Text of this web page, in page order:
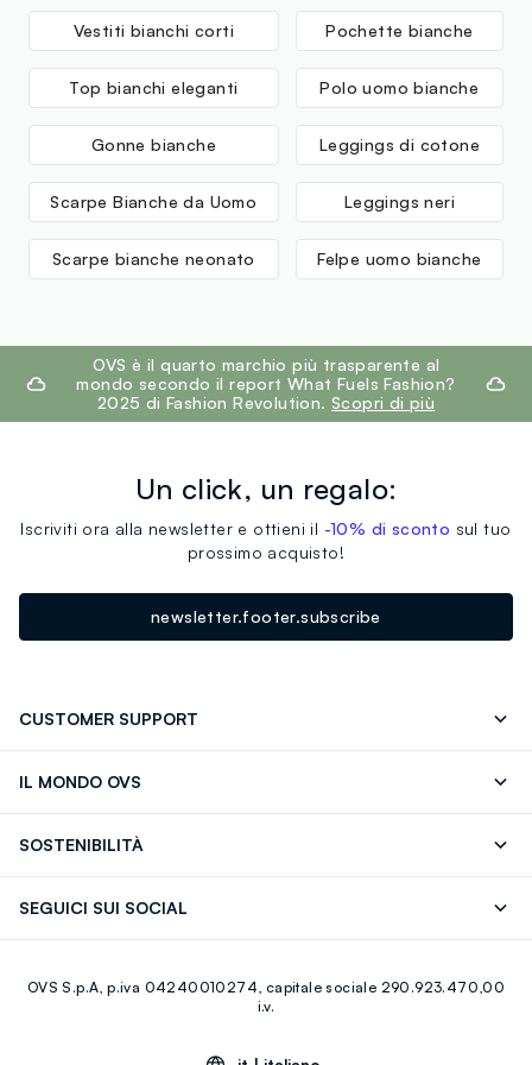
Vestiti bianchi corti Pochette bianche
Top bianchi eleganti Polo uomo bianche
Gonne bianche Leggings di cotone
Scarpe Bianche da Uomo Leggings neri
Scarpe bianche neonato Felpe uomo bianche
footer.ariatitleOVS è il quarto marchio più trasparente al
mondo secondo il report What Fuels Fashion?
2025 di Fashion Revolution. Scopri di più
Un click, un regalo:
Iscriviti ora alla newsletter e ottieni il -10% di sconto sul tuo
prossimo acquisto!
newsletter.footer.subscribe
CUSTOMER SUPPORT
IL MONDO OVS
Giftcard
SOSTENIBILITÀ
SEGUICI SUI SOCIAL
Youtube Linkedin
OVS S.p.A, p.iva 04240010274, capitale sociale 290.923.470,00
i.v.